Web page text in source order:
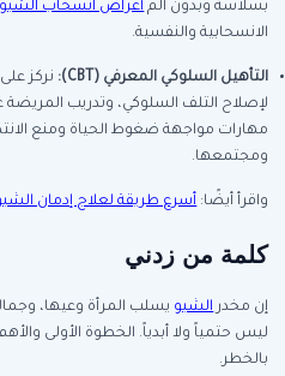
بسلاسة وبدون ألمأعراض انسحاب الشبو
الانسحابية والنفسية.
التأهيل السلوكي المعرفي (CBT):
نركز
لإصلاح التلف السلوكي، وتدريب
مهارات مواجهة ضغوط الحياة ومنع
ومجتمعها.
واقرأ أيضًا:أسرع طريقة لعلاج إدمان
كلمة من زدني
إن مخدرالشبو يسلب المرأة وعيها،
ليس حتمياً ولا أبدياً. الخطوة الأولى
بالخطر.